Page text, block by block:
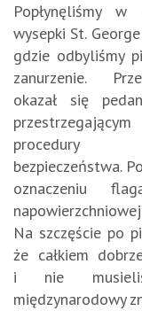
Popłynęliśmy w
wysepki St.
gdzie odbyliśmy
zanurzenie.
okazał się
przestrzegającym
procedury
bezpieczeństwa.
oznaczeniu
Na szczęście po
że całkiem
i nie
międzynarodowy